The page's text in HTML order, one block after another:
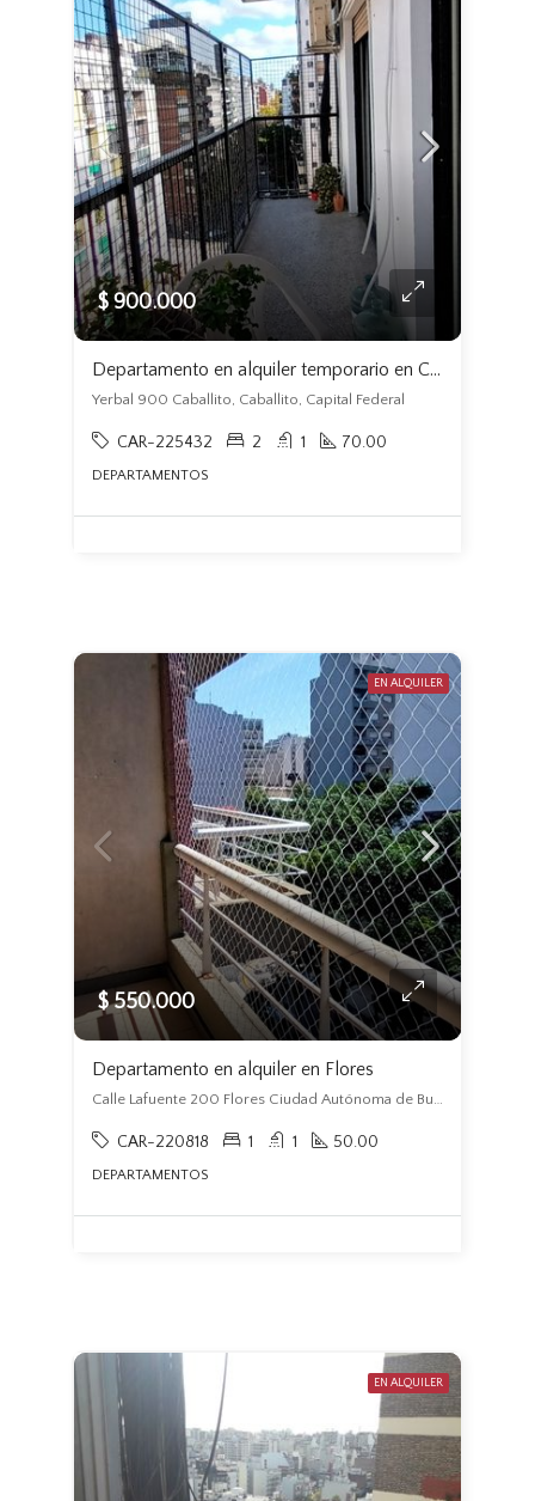
$ 900.000
Departamento en alquiler temporario en Caballito
Yerbal 900 Caballito, Caballito, Capital Federal
CAR-225432 2 1 70.00
DEPARTAMENTOS
EN ALQUILER
$ 550.000
Departamento en alquiler en Flores
Calle Lafuente 200 Flores Ciudad Autónoma de Buenos Aires, Argentina, Flores, Capital Federal
CAR-220818 1 1 50.00
DEPARTAMENTOS
EN ALQUILER